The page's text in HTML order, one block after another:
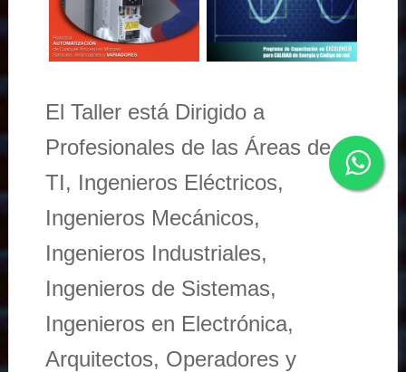
El Taller está Dirigido a
Profesionales de las Áreas de
TI, Ingenieros Eléctricos,
Ingenieros Mecánicos,
Ingenieros Industriales,
Ingenieros de Sistemas,
Ingenieros en Electrónica,
Arquitectos, Operadores y